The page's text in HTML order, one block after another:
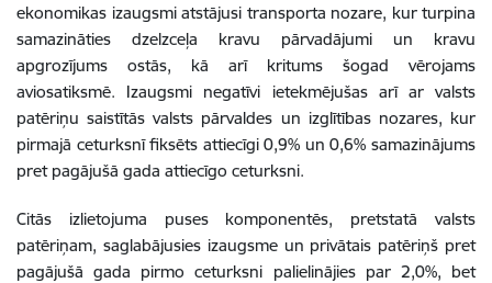
ekonomikas izaugsmi atstājusi transporta nozare, kur turpina
samazināties dzelzceļa kravu pārvadājumi un kravu
apgrozījums ostās, kā arī kritums šogad vērojams
aviosatiksmē. Izaugsmi negatīvi ietekmējušas arī ar valsts
patēriņu saistītās valsts pārvaldes un izglītības nozares, kur
pirmajā ceturksnī fiksēts attiecīgi 0,9% un 0,6% samazinājums
pret pagājušā gada attiecīgo ceturksni.
Citās izlietojuma puses komponentēs, pretstatā valsts
patēriņam, saglabājusies izaugsme un privātais patēriņš pret
pagājušā gada pirmo ceturksni palielinājies par 2,0%, bet